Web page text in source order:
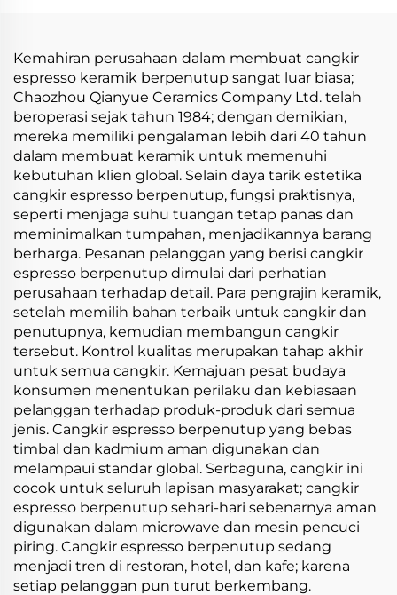
Luar Negeri
Kemahiran perusahaan dalam membuat cangkir
espresso keramik berpenutup sangat luar biasa;
Chaozhou Qianyue Ceramics Company Ltd. telah
beroperasi sejak tahun 1984; dengan demikian,
mereka memiliki pengalaman lebih dari 40 tahun
dalam membuat keramik untuk memenuhi
kebutuhan klien global. Selain daya tarik estetika
cangkir espresso berpenutup, fungsi praktisnya,
seperti menjaga suhu tuangan tetap panas dan
meminimalkan tumpahan, menjadikannya barang
berharga. Pesanan pelanggan yang berisi cangkir
espresso berpenutup dimulai dari perhatian
perusahaan terhadap detail. Para pengrajin keramik,
setelah memilih bahan terbaik untuk cangkir dan
penutupnya, kemudian membangun cangkir
tersebut. Kontrol kualitas merupakan tahap akhir
untuk semua cangkir. Kemajuan pesat budaya
konsumen menentukan perilaku dan kebiasaan
pelanggan terhadap produk-produk dari semua
jenis. Cangkir espresso berpenutup yang bebas
timbal dan kadmium aman digunakan dan
melampaui standar global. Serbaguna, cangkir ini
cocok untuk seluruh lapisan masyarakat; cangkir
espresso berpenutup sehari-hari sebenarnya aman
digunakan dalam microwave dan mesin pencuci
piring. Cangkir espresso berpenutup sedang
menjadi tren di restoran, hotel, dan kafe; karena
setiap pelanggan pun turut berkembang.